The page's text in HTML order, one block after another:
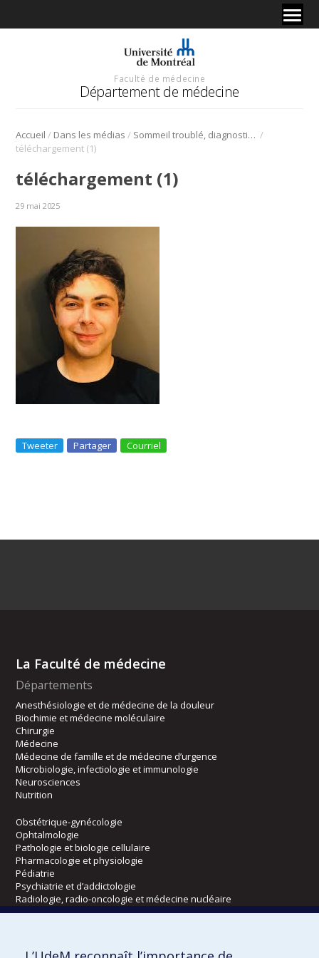
Faculté de médecine
Département de médecine
Accueil / Dans les médias / Sommeil troublé, diagnostic troublant /
téléchargement (1)
téléchargement (1)
29 mai 2025
Tweeter Partager Courriel
La Faculté de médecine
Départements
Anesthésiologie et de médecine de la douleur
Biochimie et médecine moléculaire
Chirurgie
Médecine
Médecine de famille et de médecine d’urgence
Microbiologie, infectiologie et immunologie
Neurosciences
Nutrition
Obstétrique-gynécologie
Ophtalmologie
Pathologie et biologie cellulaire
Pharmacologie et physiologie
Pédiatrie
Psychiatrie et d’addictologie
Radiologie, radio-oncologie et médecine nucléaire